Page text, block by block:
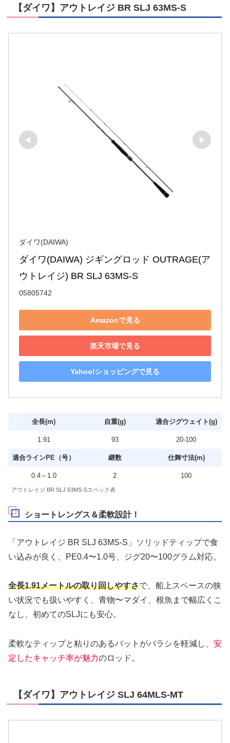
【ダイワ】アウトレイジ BR SLJ 63MS-S
ダイワ(DAIWA)
ダイワ(DAIWA) ジギングロッド OUTRAGE(ア
ウトレイジ) BR SLJ 63MS-S
05805742
Amazonで見る
楽天市場で見る
Yahoo!ショッピングで見る
全長(m) 自重(g) 適合ジグウェイト(g)
1.91 93 20‐100
適合ラインPE（号） 継数 仕舞寸法(m)
0.4～1.0 2 100
アウトレイジ BR SLJ 63MS-Sスペック表
ショートレングス＆柔軟設計！
「アウトレイジ BR SLJ 63MS-S」ソリッドティップで食
い込みが良く、PE0.4〜1.0号、ジグ20〜100グラム対応。
全長1.91メートルの取り回しやすさで、船上スペースの狭
い状況でも扱いやすく、青物〜マダイ、根魚まで幅広くこ
なし、初めてのSLJにも安心。
柔軟なティップと粘りのあるバットがバラシを軽減し、 安
定したキャッチ率が魅力のロッド。
【ダイワ】アウトレイジ SLJ 64MLS-MT